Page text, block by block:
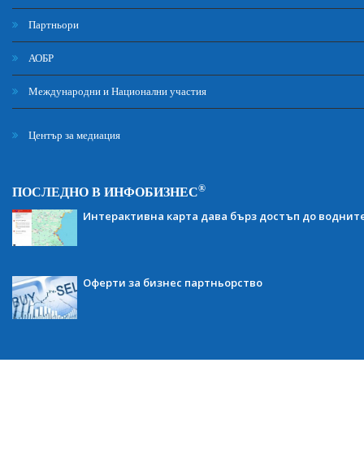
Партньори
АОБР
Международни и Национални участия
Център за медиация
ПОСЛЕДНО В ИНФОБИЗНЕС®
Интерактивна карта дава бърз достъп до
Оферти за бизнес партньорство